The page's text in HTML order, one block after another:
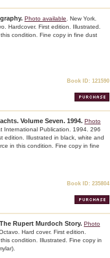
Photo available . New York.
Hardcover. First edition. Illustrated.
condition. Fine copy in fine dust
Book ID: 121590
Volume Seven. 1994. Photo
International Publication. 1994. 296
edition. Illustrated in black, white and
in this condition. Fine copy in fine
Book ID: 235804
Rupert Murdoch Story. Photo
Hard cover. First edition.
condition. Illustrated. Fine copy in